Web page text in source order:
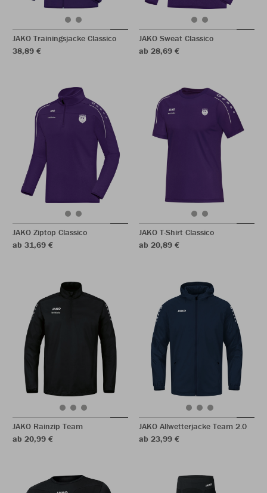
JAKO Trainingsjacke Classico
38,89 €
JAKO Sweat Classico
ab 28,69 €
JAKO Ziptop Classico
ab 31,69 €
JAKO T-Shirt Classico
ab 20,89 €
JAKO Rainzip Team
ab 20,99 €
JAKO Allwetterjacke Team 2.0
ab 23,99 €